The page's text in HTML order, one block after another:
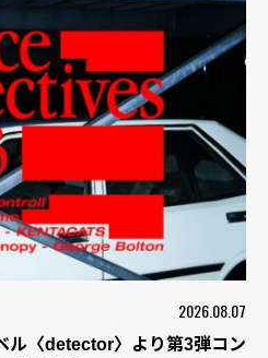
2026.08.07
ル〈detector〉より第3弾コン